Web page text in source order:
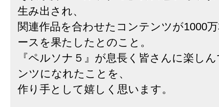
生み出され、
関連作品を合わせたコンテンツが1000
ースを果たしたとのこと。
『ペルソナ５』が息長く皆さんに楽し
ンツになれたことを、
作り手として嬉しく思います。